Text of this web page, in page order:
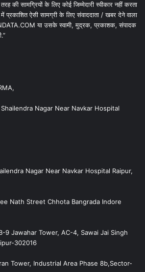
की सामग्रियों के लिए कोई जिम्मेदारी स्वीकार नहीं करता
ऐसी सामग्री के लिए संवाददाता / खबर देने वाला
या उसके स्वामी, मुद्रक, प्रकाशक, संपादक
Nagar Near Navkar Hospital
Nagar Near Navkar Hospital Raipur,
Nath Street Chhota Bangrada Indore
9 Jawahar Tower, AC-4, Sawai Jai Singh
302016
Tower, Industrial Area Phase 8b,Sector-